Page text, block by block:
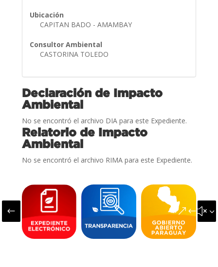
Ubicación
CAPITAN BADO - AMAMBAY
Consultor Ambiental
CASTORINA TOLEDO
Declaración de Impacto
Ambiental
No se encontró el archivo DIA para este Expediente.
Relatorio de Impacto
Ambiental
No se encontró el archivo RIMA para este Expediente.
#